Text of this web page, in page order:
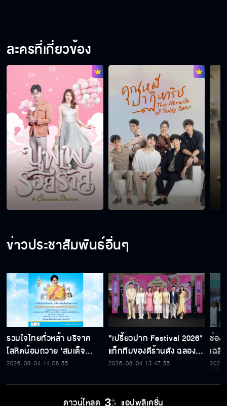
ละครที่เกี่ยวข้อง
ข่าวประชาสัมพันธ์อื่นๆ
รวมใจไทยทั่วหล้า บริจาค
โลหิตน้อมถวาย ‘สมเด็จ
พระบรมราชชนนีพันปีหลวง’
2026-08-04 14:08:55
“เปรี้ยวปาก Festival 2026"
แท็กทีมของดีร้านดัง ฉลอง
ก้าวสู่ปีที่ 23
2026-08-04 13:47:55
ช่อง
เฉลิ
สมเ
ดาวน์โหลด แอปพลิเคชั่น